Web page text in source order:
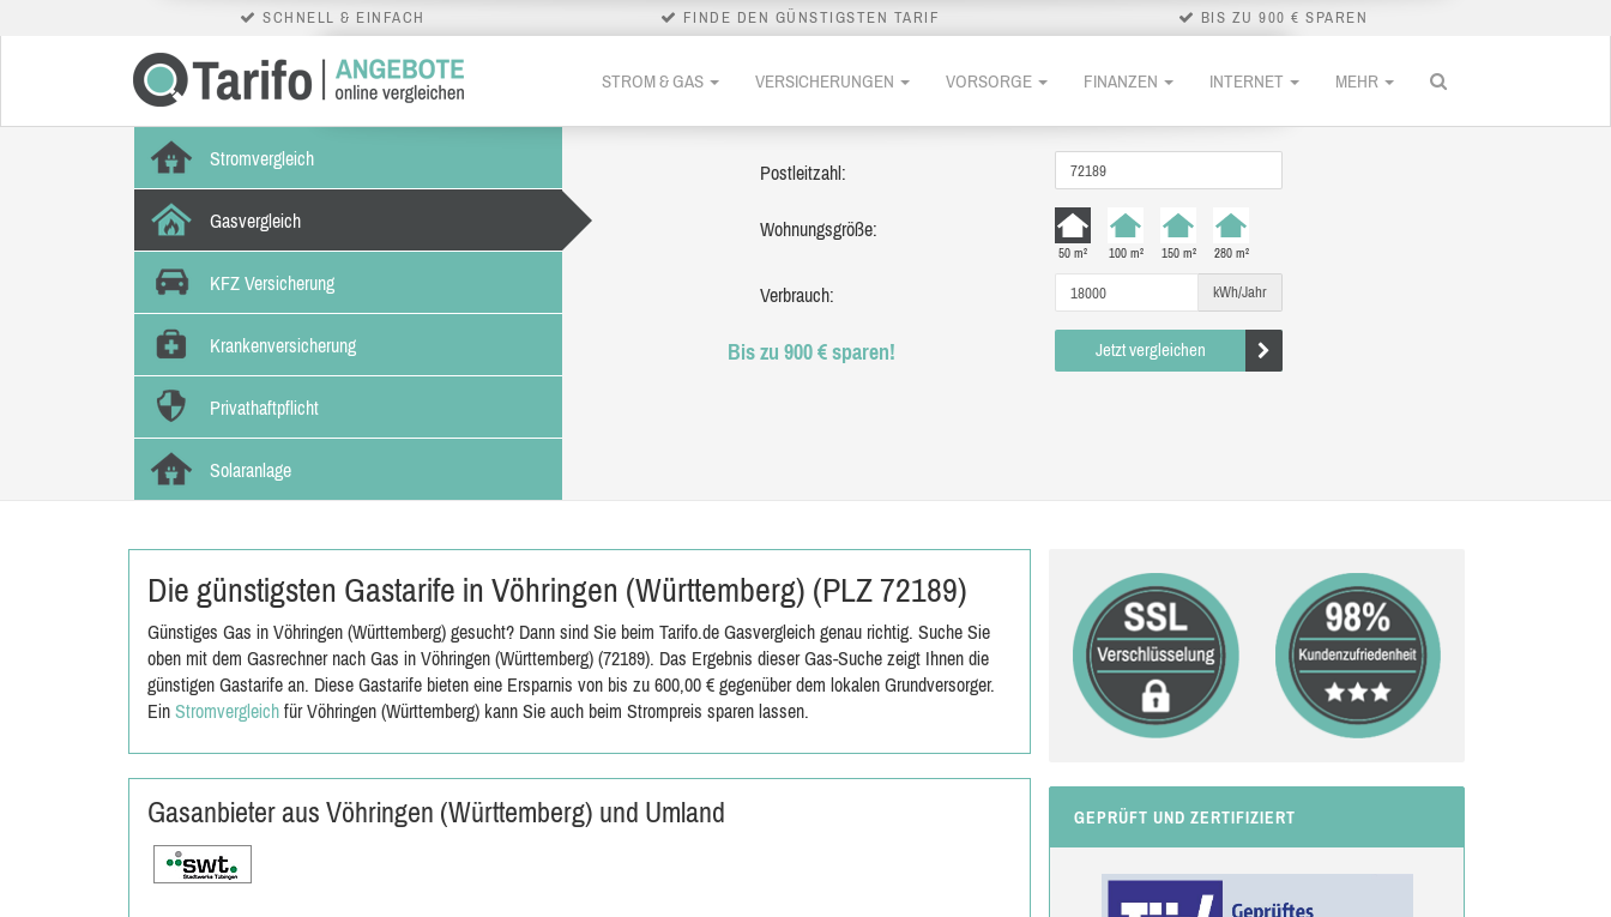
SCHNELL & EINFACH FINDE DEN GÜNSTIGSTEN TARIF BIS ZU 900 € SPAREN
STROM & GAS VERSICHERUNGEN VORSORGE FINANZEN INTERNET MEHR
Stromvergleich
Gasvergleich
KFZ Versicherung
Krankenversicherung
Privathaftpflicht
Solaranlage
Postleitzahl:
Wohnungsgröße:
50 m² 100 m² 150 m² 280 m²
Verbrauch: kWh/Jahr
Bis zu 900 € sparen! Jetzt vergleichen
Die günstigsten Gastarife in Vöhringen (Württemberg) (PLZ 72189)
Günstiges Gas in Vöhringen (Württemberg) gesucht? Dann sind Sie beim Tarifo.de Gasvergleich genau richtig. Suche Sie
oben mit dem Gasrechner nach Gas in Vöhringen (Württemberg) (72189). Das Ergebnis dieser Gas-Suche zeigt Ihnen die
günstigen Gastarife an. Diese Gastarife bieten eine Ersparnis von bis zu 600,00 € gegenüber dem lokalen Grundversorger.
Ein Stromvergleich für Vöhringen (Württemberg) kann Sie auch beim Strompreis sparen lassen.
Gasanbieter aus Vöhringen (Württemberg) und Umland GEPRÜFT UND ZERTIFIZIERT